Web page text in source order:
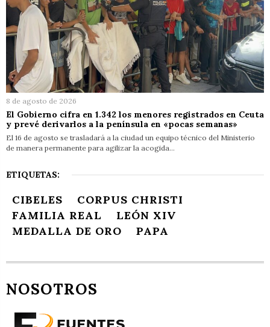
8 de agosto de 2026
El Gobierno cifra en 1.342 los menores registrados en Ceuta
y prevé derivarlos a la península en «pocas semanas»
El 16 de agosto se trasladará a la ciudad un equipo técnico del Ministerio
de manera permanente para agilizar la acogida…
ETIQUETAS:
CIBELES
CORPUS CHRISTI
FAMILIA REAL
LEÓN XIV
MEDALLA DE ORO
PAPA
NOSOTROS